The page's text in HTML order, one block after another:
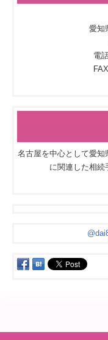
愛知
電
名古屋を中心として愛
に関連した相続